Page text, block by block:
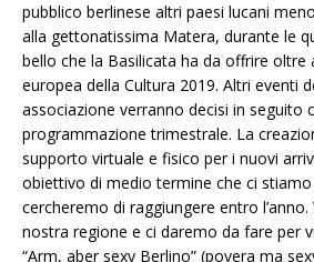
pubblico berlinese altri paesi lucani
alla gettonatissima Matera, durante le
bello che la Basilicata ha da offrire oltre
europea della Cultura 2019. Altri eventi
associazione verranno decisi in seguito
programmazione trimestrale. La
supporto virtuale e fisico per i nuovi
obiettivo di medio termine che ci
cercheremo di raggiungere entro
nostra regione e ci daremo da fare per
“Arm, aber sexy Berlino” (povera ma